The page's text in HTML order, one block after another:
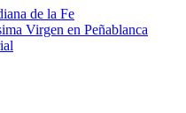
de la Fe
Virgen en Peñablanca